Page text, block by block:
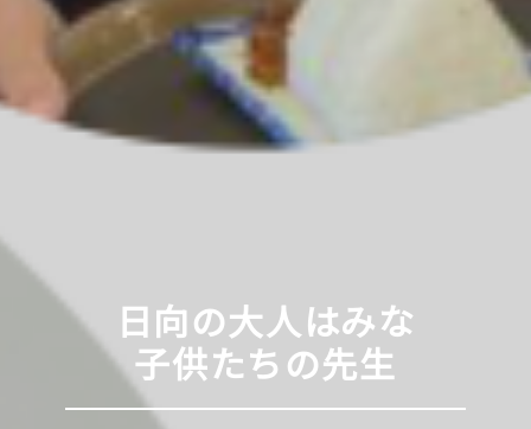
日向の大人はみな
子供たちの先生